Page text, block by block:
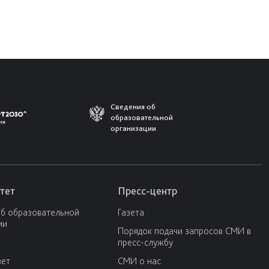
Сведения об
образовательной
организации
образовательной
Пресс-центр
Газета
Порядок подачи запросов СМИ в
пресс-службу
СМИ о нас